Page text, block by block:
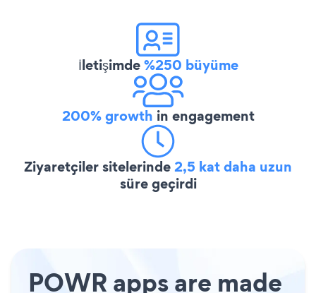
İletişimde%250 büyüme
200% growth in engagement
Ziyaretçiler sitelerinde2,5 kat daha uzun
süre geçirdi
POWR apps are made